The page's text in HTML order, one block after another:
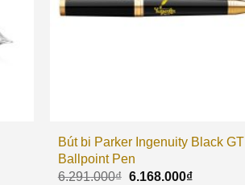
Bút bi Parker Ingenuity Black GT
Ballpoint Pen
6.291.000₫ 6.168.000₫